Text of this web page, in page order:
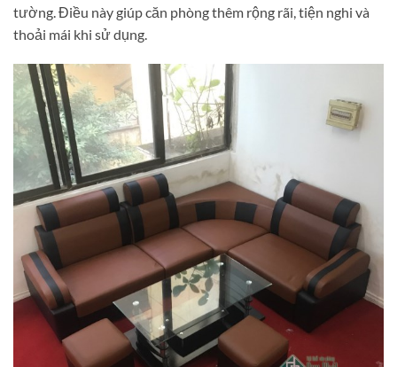
tường. Điều này giúp căn phòng thêm rộng rãi, tiện nghi và
thoải mái khi sử dụng.